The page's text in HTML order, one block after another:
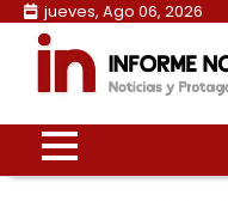
Skip
content
jueves, Ago 06, 2026